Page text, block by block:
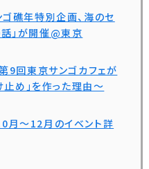
礁年特別企画、海のセ
」が開催@東京
9回東京サンゴカフェが
め」を作った理由〜
月〜12月のイベント詳